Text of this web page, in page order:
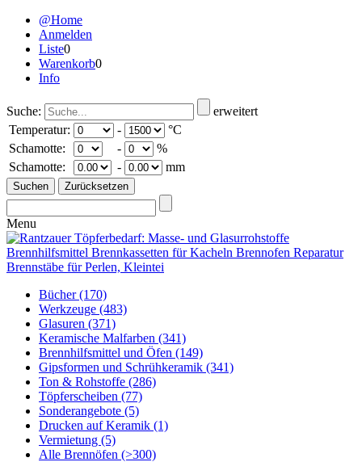
@Home
Anmelden
Liste0
Warenkorb0
Info
Suche:
erweitert
Temperatur:
-
°C
Schamotte:
-
%
Schamotte:
- mm
Menu
Bücher(170)
Werkzeuge (483)
Glasuren (371)
Keramische Malfarben (341)
Brennhilfsmittel und Öfen (149)
Gipsformen und Schrühkeramik (341)
Ton & Rohstoffe (286)
Töpferscheiben (77)
Sonderangebote (5)
Drucken auf Keramik (1)
Vermietung (5)
Alle Brennöfen (>300)